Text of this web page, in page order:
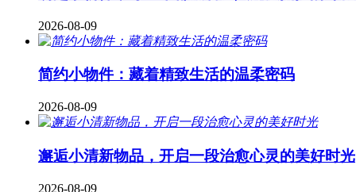
2026-08-09
简约小物件：藏着精致生活的温柔密码
2026-08-09
邂逅小清新物品，开启一段治愈心灵的美好时光
2026-08-09